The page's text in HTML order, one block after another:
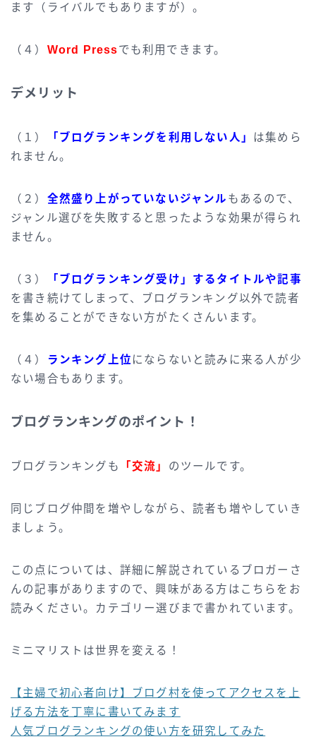
ます（ライバルでもありますが）。
（４） Word Pressでも利用できます。
デメリット
（１） 「ブログランキングを利用しない人」 は集めら
れません。
（２） 全然盛り上がっていないジャンル もあるので、
ジャンル選びを失敗すると思ったような効果が得られ
ません。
（３）
「ブログランキング受け」するタイトルや記事
を書き続けてしまって、ブログランキング以外で読者
を集めることができない方がたくさんいます。
（４） ランキング上位 にならないと読みに来る人が少
ない場合もあります。
ブログランキングのポイント！
ブログランキングも 「交流」 のツールです。
同じブログ仲間を増やしながら、読者も増やしていき
ましょう。
この点については、詳細に解説されているブロガーさ
んの記事がありますので、興味がある方はこちらをお
読みください。カテゴリー選びまで書かれています。
ミニマリストは世界を変える！
【主婦で初心者向け】ブログ村を使ってアクセスを上
げる方法を丁寧に書いてみます
人気ブログランキングの使い方を研究してみた